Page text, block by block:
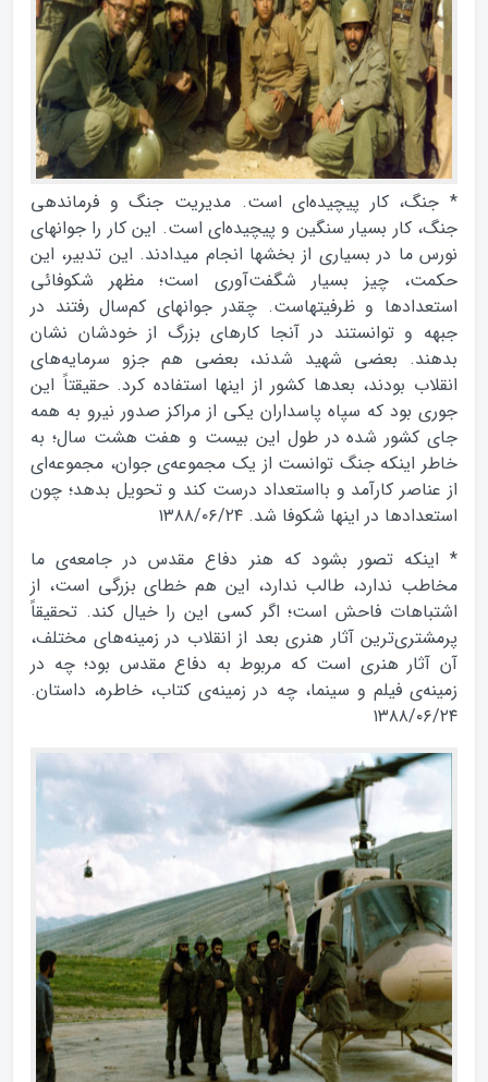
* جنگ، كار پيچيده‌‌‌‌‌‌‌‌‌‌‌‌اى است. مديريت جنگ و فرماندهى
جنگ، كار بسيار سنگين و پيچيده‌‌‌‌‌‌‌‌‌‌‌‌اى است. اين كار را جوانهاى
نورس ما در بسيارى از بخشها انجام ميدادند. اين تدبير، اين
حكمت، چيز بسيار شگفت‌‌‌‌‌‌‌‌‌‌‌‌آورى است؛ مظهر شكوفائى
استعدادها و ظرفيتهاست. چقدر جوانهاى كم‌‌‌‌‌‌‌‌‌‌‌‌سال رفتند در
جبهه و توانستند در آنجا كارهاى بزرگ از خودشان نشان
بدهند. بعضى شهيد شدند، بعضى هم جزو سرمايه‌‌‌‌‌‌‌‌‌‌‌‌هاى
انقلاب بودند، بعدها كشور از اينها استفاده كرد. حقيقتاً اين
جورى بود كه سپاه پاسداران يكى از مراكز صدور نيرو به همه
جاى كشور شده در طول اين بيست و هفت هشت سال؛ به
خاطر اينكه جنگ توانست از يك مجموعه‌‌‌‌‌‌‌‌‌‌‌‌ى جوان، مجموعه‌‌‌‌‌‌‌‌‌‌‌‌اى
از عناصر كارآمد و بااستعداد درست كند و تحويل بدهد؛ چون
استعدادها در اينها شكوفا شد. ۱۳۸۸/۰۶/۲۴
* اينكه تصور بشود كه هنر دفاع مقدس در جامعه‌‌‌‌‌‌‌‌‌‌‌‌ى ما
مخاطب ندارد، طالب ندارد، اين هم خطاى بزرگى است، از
اشتباهات فاحش است؛ اگر كسى اين را خيال كند. تحقيقاً
پرمشترى‌‌‌‌‌‌‌‌‌‌‌‌ترين آثار هنرى بعد از انقلاب در زمينه‌‌‌‌‌‌‌‌‌‌‌‌هاى مختلف،
آن آثار هنرى است كه مربوط به دفاع مقدس بود؛ چه در
زمينه‌‌‌‌‌‌‌‌‌‌‌‌ى فيلم و سينما، چه در زمينه‌‌‌‌‌‌‌‌‌‌‌‌ى كتاب، خاطره، داستان.
۱۳۸۸/۰۶/۲۴